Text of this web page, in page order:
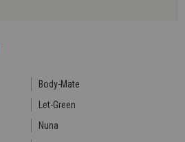
Body-Mate
Let-Green
Nuna